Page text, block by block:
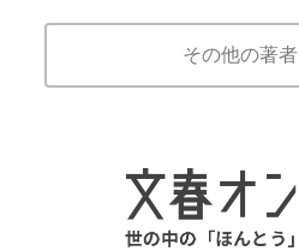
その他の著